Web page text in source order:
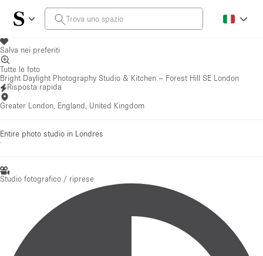
Salva nei preferiti
Tutte le foto
Bright Daylight Photography Studio & Kitchen – Forest Hill SE London
Risposta rapida
Greater London, England, United Kingdom
Entire photo studio in Londres
·
Studio fotografico / riprese